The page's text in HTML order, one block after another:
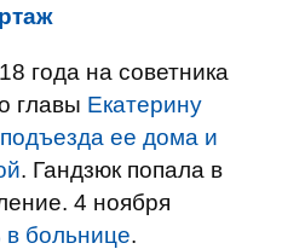
года на советника
главы Екатерину
ее дома и
. Гандзюк попала в
4 ноября
в больнице.